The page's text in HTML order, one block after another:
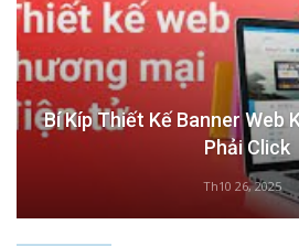
Bí Kíp Thiết Kế Banner Web
Phải Click
Th10 26, 2025